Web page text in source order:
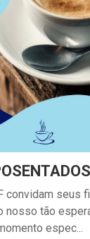
convidam seus
nosso tão
espec...